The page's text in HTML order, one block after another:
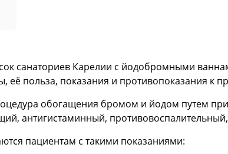
санаториев Карелии с йодобромными
её польза, показания и противопоказания к
обогащения бромом и йодом путем
антигистаминный,
пациентам с такими показаниями: